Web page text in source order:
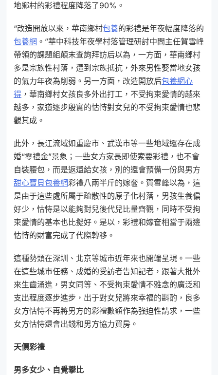
地鄉村的彩禮程度降落了90%。
“改造開放以來，華南鄉村包養的彩禮是年夜幅度降落的
包養網 。”華中科技年夜學村落管理研討中間主任賀雪峰
帶領的課題組顛末查詢拜訪后以為，一方面，華南鄉村
多是宗族性村落，遭到宗族抵抗，外來男性娶當地女孩
的氣力年夜為削弱。另一方面，改造開放后包養網心
得 ，華南鄉村女孩良多外出打工，不受拘束愛情的越來
越多，家道逐步殷實的怙恃對女兒的不受拘束愛情也悲
觀其成。
此外，長江流域如重慶市、武漢市等一些地域還存在成
婚“零禮金”景象；一些女方家長即使索要彩禮，也不會
自裝腰包，而是返還給女孩，別的還會預備一份與男方
甜心寶貝包養網彩禮八兩半斤的嫁奩。賀雪峰以為，這
是由于這些處所屬于疏散性的原子化村落，男孩生養偏
好少，怙恃是以能夠對兒後代兒比量齊觀，同時不受拘
束愛情的基本也比擬好。是以，彩禮和嫁奩相當于兩邊
怙恃的財富完成了代際轉移。
這種勢頭在深圳、北京等城市近年來也開端呈現。一些
在這些城市任務、成婚的受訪者告知記者，跟著大批外
來生齒涌進，男女同等、不受拘束愛情不雅念的廣泛和
支出程度逐步進步，出于對女兒將來幸福的斟酌，良多
女方怙恃不再將男方的彩禮數額作為強迫性請求，一些
女方怙恃還會出錢和男方協力買房。
天價彩禮
男多女少、自覺攀比